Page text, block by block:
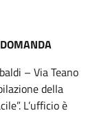
– Via Teano
della
L’ufficio è